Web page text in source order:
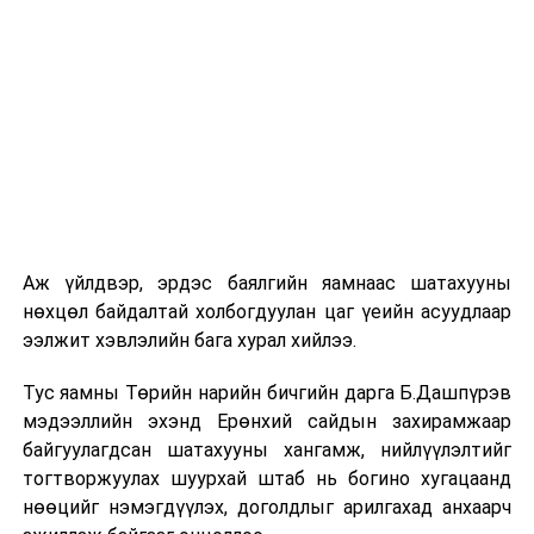
Аж үйлдвэр, эрдэс баялгийн яамнаас шатахууны
нөхцөл байдалтай холбогдуулан цаг үеийн асуудлаар
ээлжит хэвлэлийн бага хурал хийлээ.
Тус яамны Төрийн нарийн бичгийн дарга Б.Дашпүрэв
мэдээллийн эхэнд Ерөнхий сайдын захирамжаар
байгуулагдсан шатахууны хангамж, нийлүүлэлтийг
тогтворжуулах шуурхай штаб нь богино хугацаанд
нөөцийг нэмэгдүүлэх, доголдлыг арилгахад анхаарч